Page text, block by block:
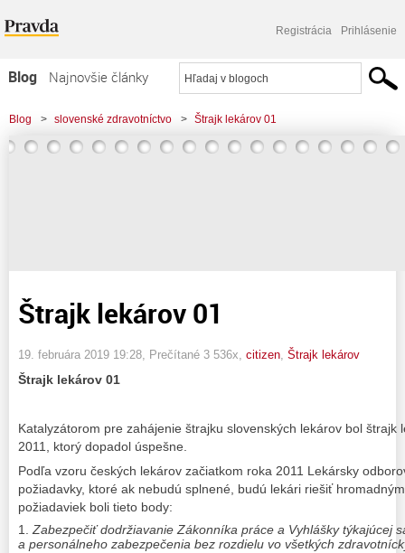
Registrácia Prihlásenie
Blog
Najnovšie články
Najčítanejšie články
Najkomentovanejšie články
Blog > slovenské zdravotníctvo > Štrajk lekárov 01
Štrajk lekárov 01
19. februára 2019 19:28 , Prečítané 3 536x, citizen Štrajk lekárov
Štrajk lekárov 01
Katalyzátorom pre zahájenie štrajku slovenských lekárov bol štrajk
2011, ktorý dopadol úspešne.
Podľa vzoru českých lekárov začiatkom roka 2011 Lekársky
požiadavky, ktoré ak nebudú splnené, budú lekári riešiť
požiadaviek boli tieto body:
Zabezpečiť dodržiavanie Zákonníka práce a Vyhlášky týkajúcej
a personálneho zabezpečenia bez rozdielu vo všetkých